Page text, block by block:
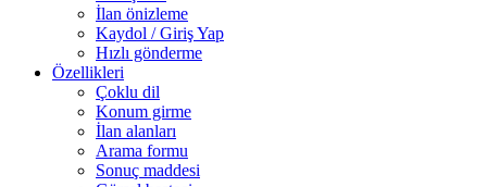
İlan önizleme
Kaydol / Giriş Yap
Hızlı gönderme
Özellikleri
Çoklu dil
Konum girme
İlan alanları
Arama formu
Sonuç maddesi